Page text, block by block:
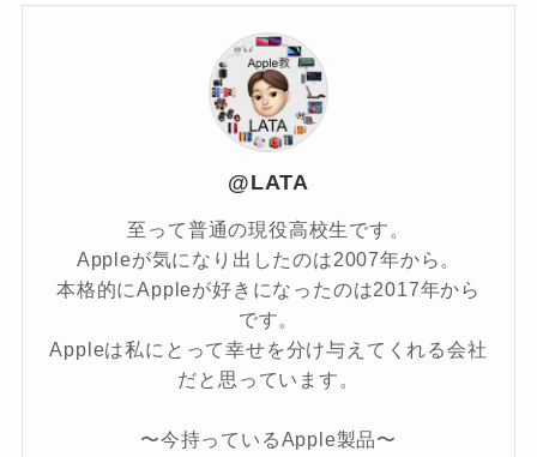
@LATA
至って普通の現役高校生です。
Appleが気になり出したのは2007年から。
本格的にAppleが好きになったのは2017年から
です。
Appleは私にとって幸せを分け与えてくれる会社
だと思っています。
〜今持っているApple製品〜